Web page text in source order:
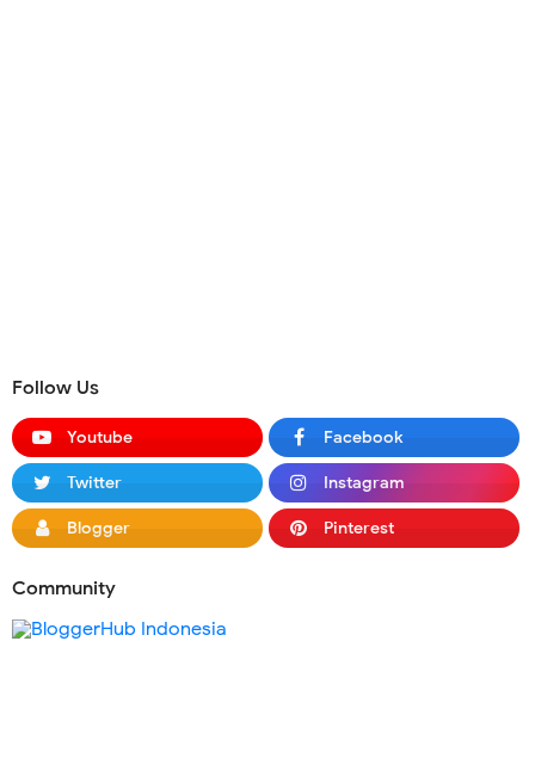
Follow Us
Youtube Facebook
Twitter Instagram
Blogger Pinterest
Community